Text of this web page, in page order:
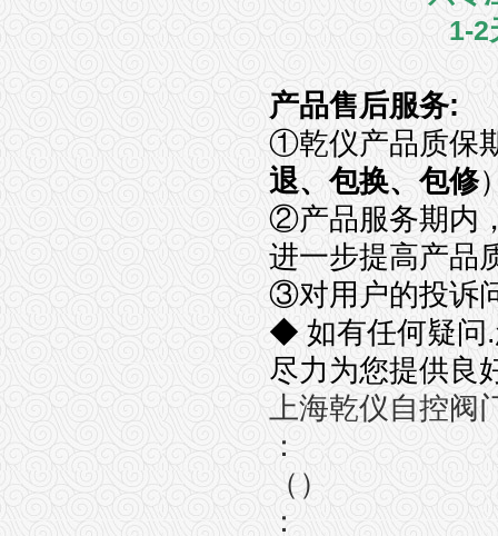
1-2
产品售后服务:
①乾仪产品质保
退、包换、包修
②产品服务期内
进一步提高产品
③对用户的投诉
◆ 如有任何疑问.
尽力为您提供良
上海乾仪自控阀
：
（）
：